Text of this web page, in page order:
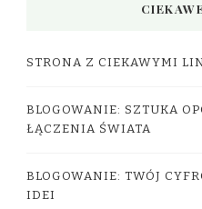
STRONA Z CIEKAWYMI
BLOGOWANIE: SZTUKA
ŁĄCZENIA ŚWIATA
BLOGOWANIE: TWÓJ
IDEI